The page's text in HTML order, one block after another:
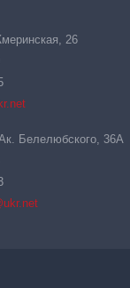
26
Белелюбского, 36А